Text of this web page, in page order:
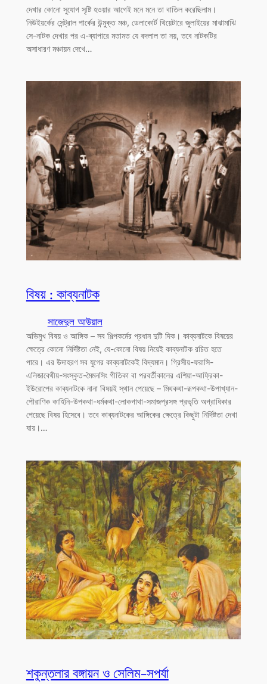
দেখার কোনো সুযোগ সৃষ্টি হওয়ার আগেই মনে মনে তা বাতিল করেছিলাম।
নিউইয়র্কের সেন্ট্রাল পার্কের উন্মুক্ত মঞ্চ, ডেলাকোর্ট থিয়েটারে জুলাইয়ের মাঝামাঝি
সে-নাটক দেখার পর এ-ব্যাপারে মতামত যে বদলাল তা নয়, তবে নাটকটির
অসাধারণ মঞ্চায়ন দেখে…
বিষয় : কাব্যনাটক
সাজেদুল আউয়াল
অভিমুখ বিষয় ও আঙ্গিক – সব শিল্পকর্মের প্রধান দুটি দিক। কাব্যনাটকে বিষয়ের
ক্ষেত্রে কোনো নির্দিষ্টতা নেই, যে-কোনো বিষয় নিয়েই কাব্যনাটক রচিত হতে
পারে। এর উদাহরণ সব যুগের কাব্যনাটকেই বিদ্যমান। গ্রিসীয়-ফরাসি-
এলিজাবেথীয়-সংস্কৃত-মৈমনসিং গীতিকা বা পরবর্তীকালের এশিয়া-আফ্রিকা-
ইউরোপের কাব্যনাটকে নানা বিষয়ই স্থান পেয়েছে – মিথকথা-রূপকথা-উপাখ্যান-
পৌরাণিক কাহিনি-উপকথা-ধর্মকথা-লোকগাথা-সমাজপ্রসঙ্গ প্রভৃতি অগ্রাধিকার
পেয়েছে বিষয় হিসেবে। তবে কাব্যনাটকের আঙ্গিকের ক্ষেত্রে কিছুটা নির্দিষ্টতা দেখা
যায়।…
শকুন্তলার বঙ্গায়ন ও সেলিম-সপর্যা